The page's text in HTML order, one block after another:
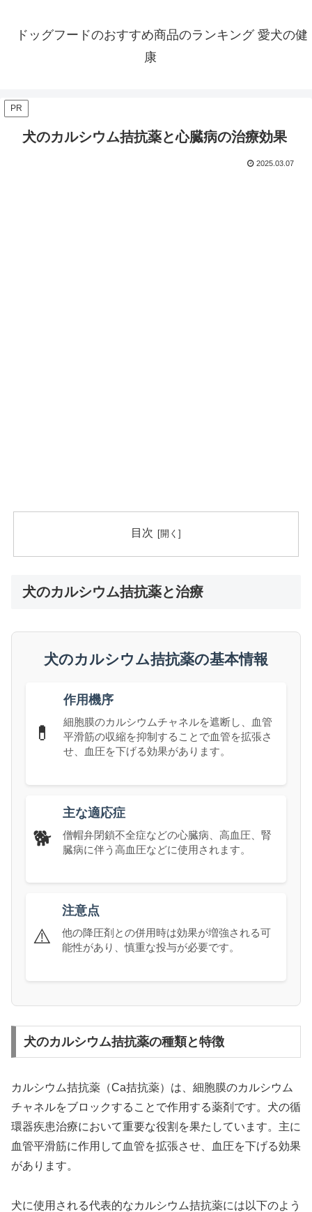
ドッグフードのおすすめ商品のランキング 愛犬の健
康
PR
犬のカルシウム拮抗薬と心臓病の治療効果
2025.03.07
目次
犬のカルシウム拮抗薬と治療
犬のカルシウム拮抗薬の基本情報
💊
作用機序
細胞膜のカルシウムチャネルを遮断し、血管
平滑筋の収縮を抑制することで血管を拡張さ
せ、血圧を下げる効果があります。
🐕
主な適応症
僧帽弁閉鎖不全症などの心臓病、高血圧、腎
臓病に伴う高血圧などに使用されます。
⚠️
注意点
他の降圧剤との併用時は効果が増強される可
能性があり、慎重な投与が必要です。
犬のカルシウム拮抗薬の種類と特徴
カルシウム拮抗薬（Ca拮抗薬）は、細胞膜のカルシウム
チャネルをブロックすることで作用する薬剤です。犬の循
環器疾患治療において重要な役割を果たしています。主に
血管平滑筋に作用して血管を拡張させ、血圧を下げる効果
があります。
犬に使用される代表的なカルシウム拮抗薬には以下のよう